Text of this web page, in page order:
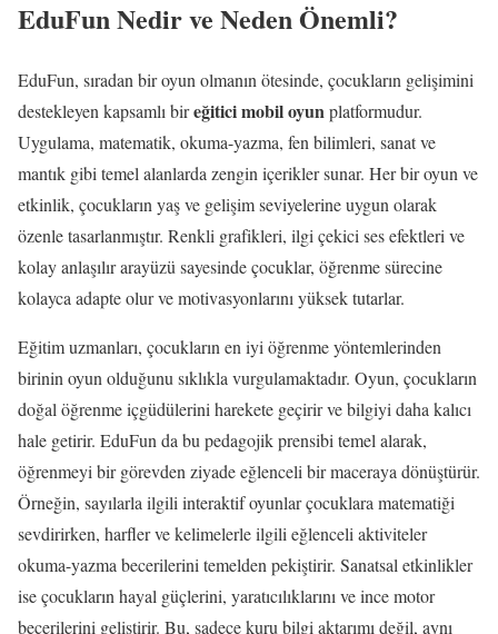
EduFun Nedir ve Neden Önemli?
EduFun, sıradan bir oyun olmanın ötesinde, çocukların gelişimini
destekleyen kapsamlı bireğitici mobil oyunplatformudur.
Uygulama, matematik, okuma-yazma, fen bilimleri, sanat ve
mantık gibi temel alanlarda zengin içerikler sunar. Her bir oyun ve
etkinlik, çocukların yaş ve gelişim seviyelerine uygun olarak
özenle tasarlanmıştır. Renkli grafikleri, ilgi çekici ses efektleri ve
kolay anlaşılır arayüzü sayesinde çocuklar, öğrenme sürecine
kolayca adapte olur ve motivasyonlarını yüksek tutarlar.
Eğitim uzmanları, çocukların en iyi öğrenme yöntemlerinden
birinin oyun olduğunu sıklıkla vurgulamaktadır. Oyun, çocukların
doğal öğrenme içgüdülerini harekete geçirir ve bilgiyi daha kalıcı
hale getirir. EduFun da bu pedagojik prensibi temel alarak,
öğrenmeyi bir görevden ziyade eğlenceli bir maceraya dönüştürür.
Örneğin, sayılarla ilgili interaktif oyunlar çocuklara matematiği
sevdirirken, harfler ve kelimelerle ilgili eğlenceli aktiviteler
okuma-yazma becerilerini temelden pekiştirir. Sanatsal etkinlikler
ise çocukların hayal güçlerini, yaratıcılıklarını ve ince motor
becerilerini geliştirir. Bu, sadece kuru bilgi aktarımı değil, aynı